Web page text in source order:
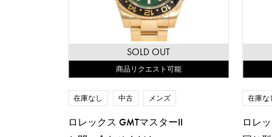
SOLD OUT
商品リクエスト可能
在庫なし 中古 メンズ
ロレックス GMTマスターII
在庫な
ロレ